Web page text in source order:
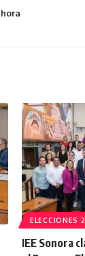
ELECCIONES
IEE Sonora